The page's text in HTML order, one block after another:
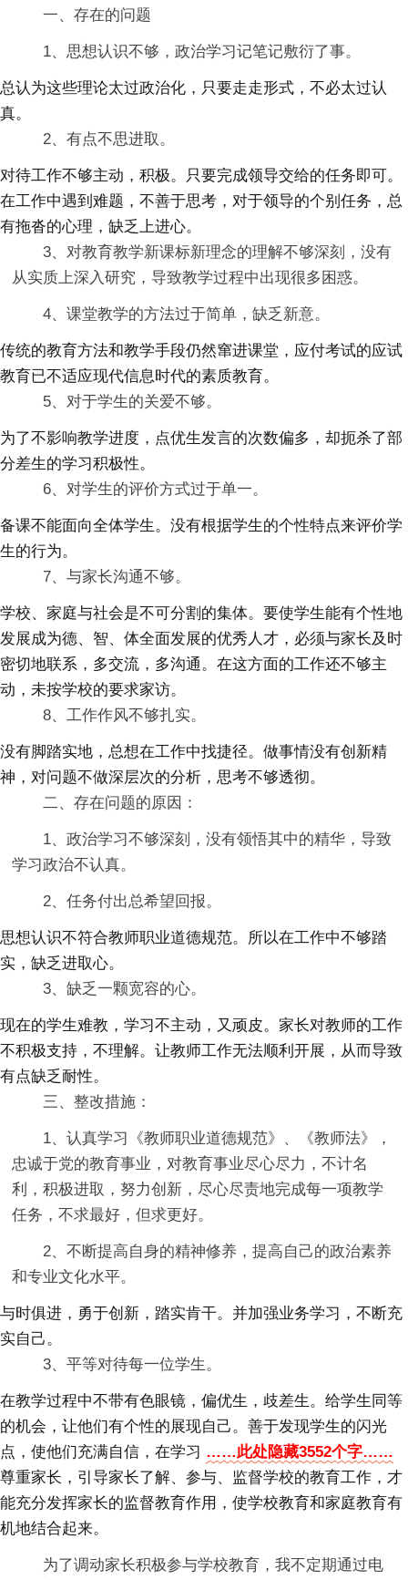
一、存在的问题
1、思想认识不够，政治学习记笔记敷衍了事。
总认为这些理论太过政治化，只要走走形式，不必太过认
真。
2、有点不思进取。
对待工作不够主动，积极。只要完成领导交给的任务即可。
在工作中遇到难题，不善于思考，对于领导的个别任务，总
有拖沓的心理，缺乏上进心。
3、对教育教学新课标新理念的理解不够深刻，没有
从实质上深入研究，导致教学过程中出现很多困惑。
4、课堂教学的方法过于简单，缺乏新意。
传统的教育方法和教学手段仍然窜进课堂，应付考试的应试
教育已不适应现代信息时代的素质教育。
5、对于学生的关爱不够。
为了不影响教学进度，点优生发言的次数偏多，却扼杀了部
分差生的学习积极性。
6、对学生的评价方式过于单一。
备课不能面向全体学生。没有根据学生的个性特点来评价学
生的行为。
7、与家长沟通不够。
学校、家庭与社会是不可分割的集体。要使学生能有个性地
发展成为德、智、体全面发展的优秀人才，必须与家长及时
密切地联系，多交流，多沟通。在这方面的工作还不够主
动，未按学校的要求家访。
8、工作作风不够扎实。
没有脚踏实地，总想在工作中找捷径。做事情没有创新精
神，对问题不做深层次的分析，思考不够透彻。
二、存在问题的原因：
1、政治学习不够深刻，没有领悟其中的精华，导致
学习政治不认真。
2、任务付出总希望回报。
思想认识不符合教师职业道德规范。所以在工作中不够踏
实，缺乏进取心。
3、缺乏一颗宽容的心。
现在的学生难教，学习不主动，又顽皮。家长对教师的工作
不积极支持，不理解。让教师工作无法顺利开展，从而导致
有点缺乏耐性。
三、整改措施：
1、认真学习《教师职业道德规范》、《教师法》，
忠诚于党的教育事业，对教育事业尽心尽力，不计名
利，积极进取，努力创新，尽心尽责地完成每一项教学
任务，不求最好，但求更好。
2、不断提高自身的精神修养，提高自己的政治素养
和专业文化水平。
与时俱进，勇于创新，踏实肯干。并加强业务学习，不断充
实自己。
3、平等对待每一位学生。
在教学过程中不带有色眼镜，偏优生，歧差生。给学生同等
的机会，让他们有个性的展现自己。善于发现学生的闪光
点，使他们充满自信，在学习 ……此处隐藏3552个字……
尊重家长，引导家长了解、参与、监督学校的教育工作，才
能充分发挥家长的监督教育作用，使学校教育和家庭教育有
机地结合起来。
为了调动家长积极参与学校教育，我不定期通过电